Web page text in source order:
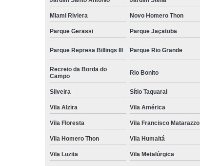
Miami Riviera Novo Homero Thon
Parque Gerassi Parque Jaçatuba
Parque Represa Billings III Parque Rio Grande
Recreio da Borda do
Campo
Rio Bonito
Silveira Sítio Taquaral
Vila Alzira Vila América
Vila Floresta Vila Francisco Matarazzo
Vila Homero Thon Vila Humaitá
Vila Luzita Vila Metalúrgica